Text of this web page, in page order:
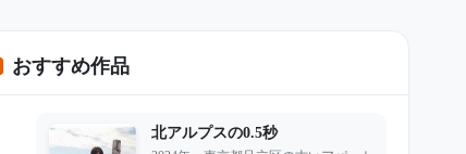
おすすめ作品
北アルプスの0.5秒